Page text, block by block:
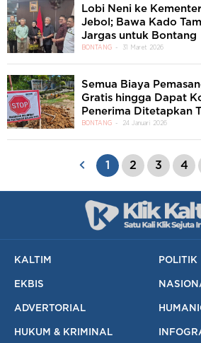
Lobi Neni ke
Jebol; Bawa Kado
Jargas untuk Bontang
BONTANG 31 Maret 2026
Semua Biaya
Gratis hingga Dapat
Penerima Ditetapkan
BONTANG 24 Januari 2026
1 2 3 4
KALTIM POLITIK
EKBIS
ADVERTORIAL
HUKUM & KRIMINAL